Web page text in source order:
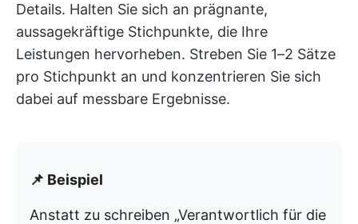
Details. Halten Sie sich an prägnante,
aussagekräftige Stichpunkte, die Ihre
Leistungen hervorheben. Streben Sie 1–2 Sätze
pro Stichpunkt an und konzentrieren Sie sich
dabei auf messbare Ergebnisse.
📌 Beispiel
Anstatt zu schreiben „Verantwortlich für die